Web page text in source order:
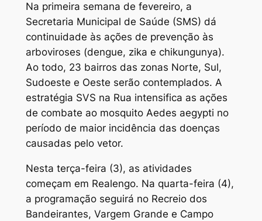
Na primeira semana de fevereiro, a
Secretaria Municipal de Saúde (SMS) dá
continuidade às ações de prevenção às
arboviroses (dengue, zika e chikungunya).
Ao todo, 23 bairros das zonas Norte, Sul,
Sudoeste e Oeste serão contemplados. A
estratégia SVS na Rua intensifica as ações
de combate ao mosquito Aedes aegypti no
período de maior incidência das doenças
causadas pelo vetor.
Nesta terça-feira (3), as atividades
começam em Realengo. Na quarta-feira (4),
a programação seguirá no Recreio dos
Bandeirantes, Vargem Grande e Campo